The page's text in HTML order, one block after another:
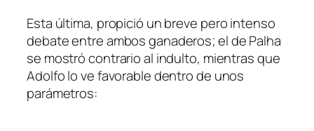
Esta última, propició un breve pero intenso
debate entre ambos ganaderos; el de Palha
se mostró contrario al indulto, mientras que
Adolfo lo ve favorable dentro de unos
parámetros: